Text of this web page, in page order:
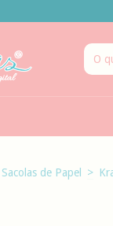
Sacolas de Papel >